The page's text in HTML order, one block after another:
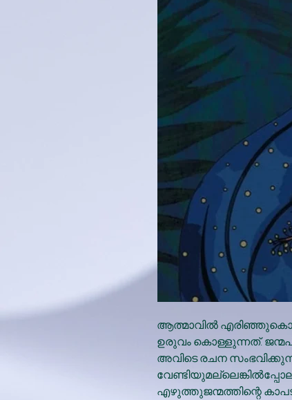
ആത്മാവിൽ
ഉരുവം കൊള്ളുന്നത്.
അവിടെ രചന
എഴുത്തുജന്മത്തിന്റെ